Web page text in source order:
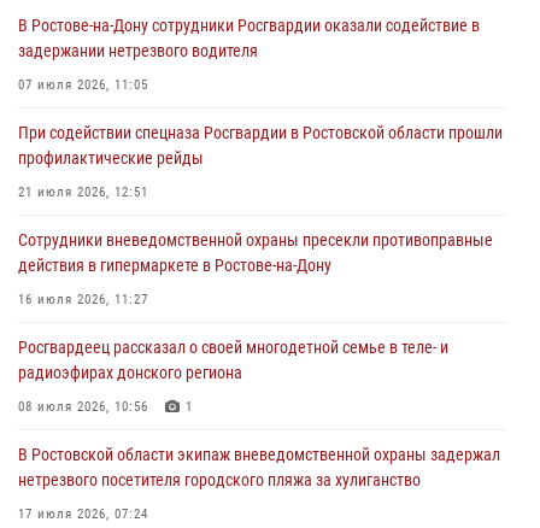
21 июля 2026, 12:51
В Ростовской области экипаж вневедомственной охраны задержал
17 июля 2026, 07:24
Сотрудники вневедомственной охраны пресекли противоправные
16 июля 2026, 11:27
Конкурс профессионального мастерства взрывотехников прошел в
15 июля 2026, 06:39
В Ростове-на-Дону сотрудники Росгвардии оказали содействие в
задержании нетрезвого водителя
07 июля 2026, 11:05
При содействии спецназа Росгвардии в Ростовской области прошли
профилактические рейды
21 июля 2026, 12:51
Сотрудники вневедомственной охраны пресекли противоправные
действия в гипермаркете в Ростове-на-Дону
16 июля 2026, 11:27
Росгвардеец рассказал о своей многодетной семье в теле- и
радиоэфирах донского региона
08 июля 2026, 10:56 1
В Ростовской области экипаж вневедомственной охраны задержал
нетрезвого посетителя городского пляжа за хулиганство
17 июля 2026, 07:24